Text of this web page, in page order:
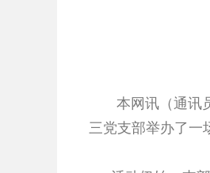
本网讯（通讯员
三党支部举办了一